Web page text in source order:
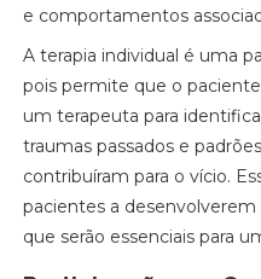
e comportamentos
A terapia individual é uma
pois permite que o
um terapeuta para
traumas passados e
contribuíram para o vício.
pacientes a
que serão essenciais para